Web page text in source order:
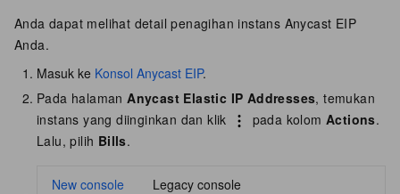
Anda dapat melihat detail penagihan instans Anycast EIP
Anda.
Masuk ke Konsol Anycast EIP.
Pada halaman Anycast Elastic IP Addresses, temukan
instans yang diinginkan dan klik
pada kolom Actions.
Lalu, pilih Bills.
New console Legacy console